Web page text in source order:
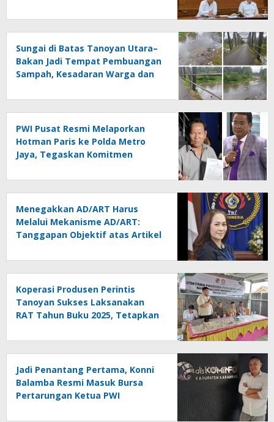
Sungai di Batas Tanoyan Utara–
Bakan Jadi Tempat Pembuangan
Sampah, Kesadaran Warga dan
Dipertanyakan
PWI Pusat Resmi Melaporkan
Hotman Paris ke Polda Metro
Jaya, Tegaskan Komitmen
Menegakkan AD/ART Harus
Melalui Mekanisme AD/ART:
Tanggapan Objektif atas Artikel
Konspirasi Melanggar Aturan”
Koperasi Produsen Perintis
Tanoyan Sukses Laksanakan
RAT Tahun Buku 2025, Tetapkan
Keputusan Anggota
Jadi Penantang Pertama, Konni
Balamba Resmi Masuk Bursa
Pertarungan Ketua PWI